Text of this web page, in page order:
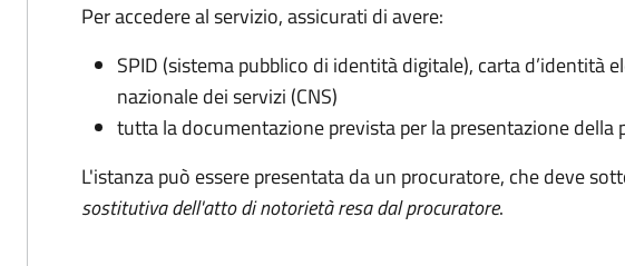
Per accedere al servizio, assicurati di avere:
SPID (sistema pubblico di identità digitale), carta d’identità
nazionale dei servizi (CNS)
tutta la documentazione prevista per la presentazione della
L'istanza può essere presentata da un procuratore, che deve
sostitutiva dell'atto di notorietà resa dal procuratore.